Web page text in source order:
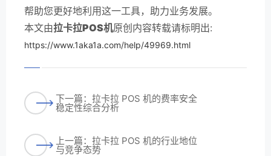
帮助您更好地利用这一工具，助力业务发展。
本文由拉卡拉POS机原创内容转载请标明出:
https://www.1aka1a.com/help/49969.html
下一篇：拉卡拉 POS 机的费率安全
稳定性综合分析
上一篇：拉卡拉 POS 机的行业地位
与竞争态势